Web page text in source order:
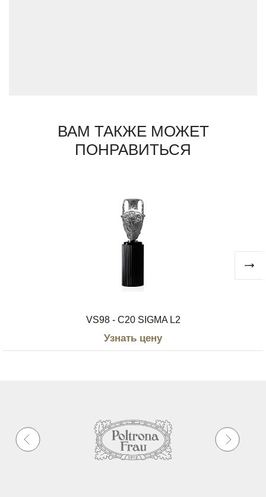
ВАМ ТАКЖЕ МОЖЕТ
ПОНРАВИТЬСЯ
VS98 - C20 SIGMA L2
Узнать цену